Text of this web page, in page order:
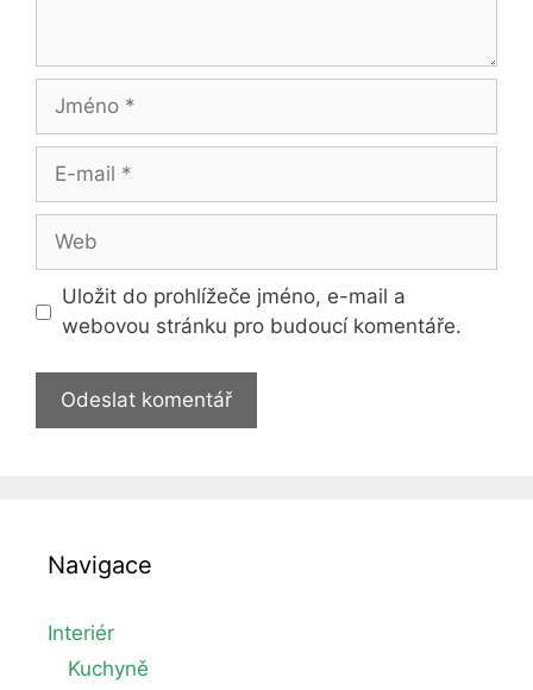
Jméno
Web
Uložit do prohlížeče jméno, e-mail a
webovou stránku pro budoucí komentáře.
Navigace
Interiér
Kuchyně